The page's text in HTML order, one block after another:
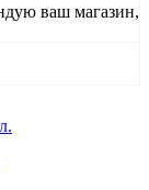
ваш магазин,